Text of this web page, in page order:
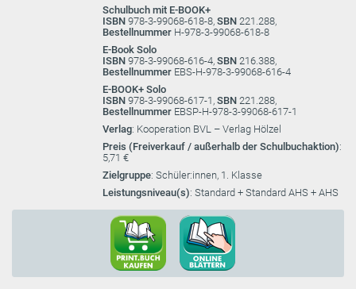
Schulbuch mit E-BOOK+
ISBN 978-3-99068-618-8, SBN 221.288,
Bestellnummer H-978-3-99068-618-8
E-Book Solo
ISBN 978-3-99068-616-4, SBN 216.388,
Bestellnummer EBS-H-978-3-99068-616-4
E-BOOK+ Solo
ISBN 978-3-99068-617-1, SBN 221.288,
Bestellnummer EBSP-H-978-3-99068-617-1
Verlag: Kooperation BVL – Verlag Hölzel
Preis (Freiverkauf / außerhalb der Schulbuchaktion):
5,71 €
Zielgruppe: Schüler:innen, 1. Klasse
Leistungsniveau(s): Standard + Standard AHS + AHS